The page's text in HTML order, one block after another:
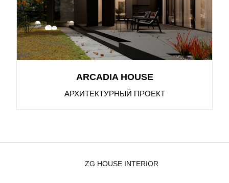
ARCADIA HOUSE
АРХИТЕКТУРНЫЙ ПРОЕКТ
ZG HOUSE INTERIOR